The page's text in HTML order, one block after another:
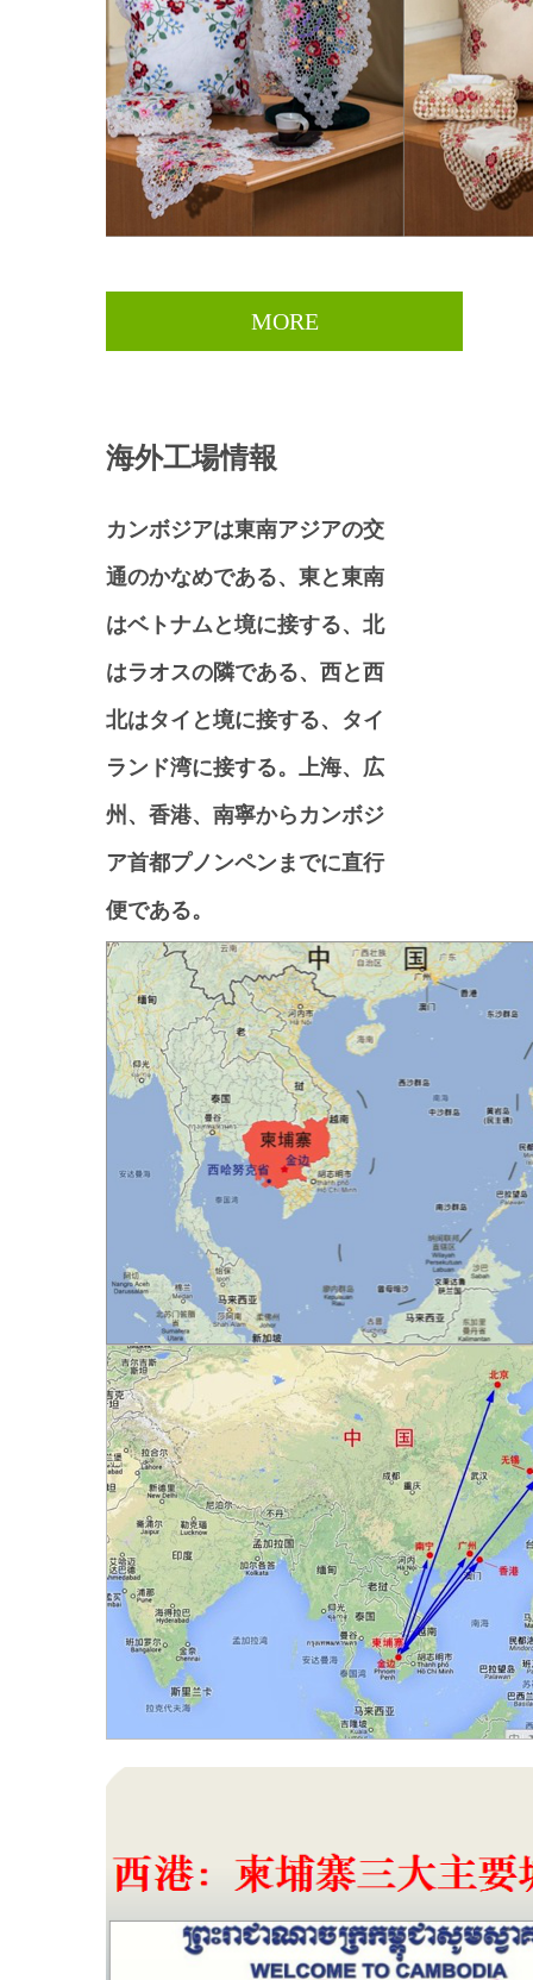
MORE
海外工場情報
カンボジアは東南アジアの交
通のかなめである、東と東南
はベトナムと境に接する、北
はラオスの隣である、西と西
北はタイと境に接する、タイ
ランド湾に接する。上海、広
州、香港、南寧からカンボジ
ア首都プノンペンまでに直行
便である。